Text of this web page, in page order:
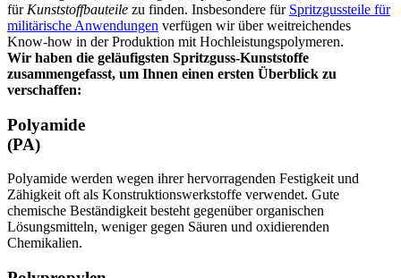
für Kunststoffbauteile zu finden. Insbesondere für Spritzgussteile für
militärische Anwendungen verfügen wir über weitreichendes
Know-how in der Produktion mit Hochleistungspolymeren.
Wir haben die geläufigsten Spritzguss-Kunststoffe
zusammengefasst, um Ihnen einen ersten Überblick zu
verschaffen:
Polyamide
(PA)
Polyamide werden wegen ihrer hervorragenden Festigkeit und
Zähigkeit oft als Konstruktionswerkstoffe verwendet. Gute
chemische Beständigkeit besteht gegenüber organischen
Lösungsmitteln, weniger gegen Säuren und oxidierenden
Chemikalien.